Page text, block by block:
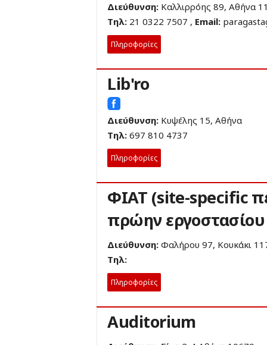
Διεύθυνση: Καλλιρρόης 89, Αθήνα
Τηλ: 21 0322 7507 , Email:
Πληροφορίες
Lib'ro
Διεύθυνση: Κυψέλης 15, Αθήνα
Τηλ:697 810 4737
Πληροφορίες
ΦΙΑΤ (site-specific
πρώην
Διεύθυνση: Φαλήρου 97, Κουκάκι
Τηλ:
Πληροφορίες
Auditorium